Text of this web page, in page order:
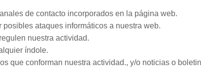
de contacto incorporados en la página web.
ataques informáticos a nuestra web.
nuestra actividad.
índole.
que conforman nuestra actividad., y/o noticias o